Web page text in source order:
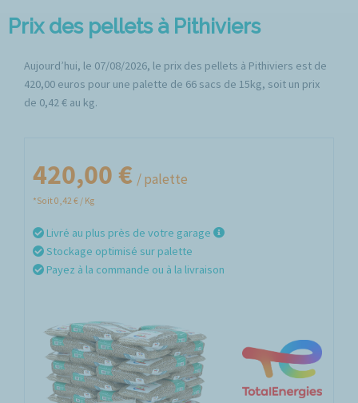
Prix des pellets à Pithiviers
Aujourd’hui, le 07/08/2026, le prix des pellets à Pithiviers est de
420,00 euros pour une palette de 66 sacs de 15kg, soit un prix
de 0,42 € au kg.
420,00 € / palette
*Soit 0,42 € / Kg
Livré au plus près de votre garage
Stockage optimisé sur palette
Payez à la commande ou à la livraison